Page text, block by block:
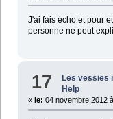
J'ai fais écho et pour
personne ne peut
17 Les vessies
Help
« le: 04 novembre 2012